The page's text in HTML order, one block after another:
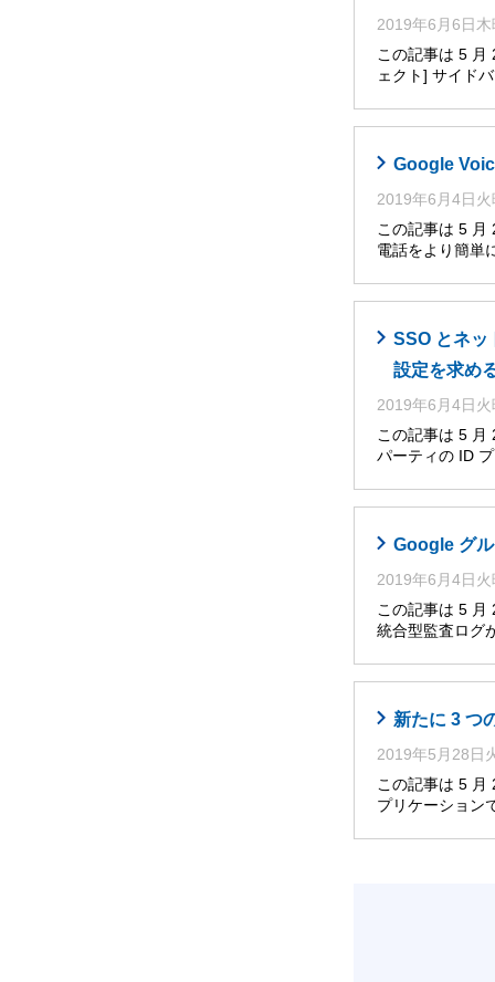
2019年6月6日木
この記事は 5 月
ェクト] サイド
Google
2019年6月4日火
この記事は 5 月
電話をより簡単
SSO とネッ
設定を求め
2019年6月4日火
この記事は 5 月
パーティの ID
Google グ
2019年6月4日火
この記事は 5 月
統合型監査ログ
新たに 3 つ
2019年5月28日
この記事は 5 月
プリケーション